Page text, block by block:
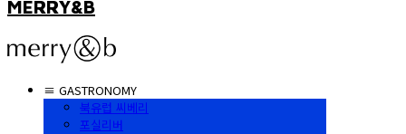
MERRY&B
≡ GASTRONOMY
북유럽 씨베리
포실리버